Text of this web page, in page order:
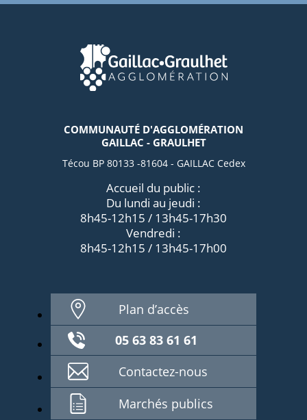
COMMUNAUTÉ D'AGGLOMÉRATION
GAILLAC - GRAULHET
Técou BP 80133 -81604 - GAILLAC Cedex
Accueil du public :
Du lundi au jeudi :
8h45-12h15 / 13h45-17h30
Vendredi :
8h45-12h15 / 13h45-17h00
Plan d’accès
05 63 83 61 61
Contactez-nous
Marchés publics